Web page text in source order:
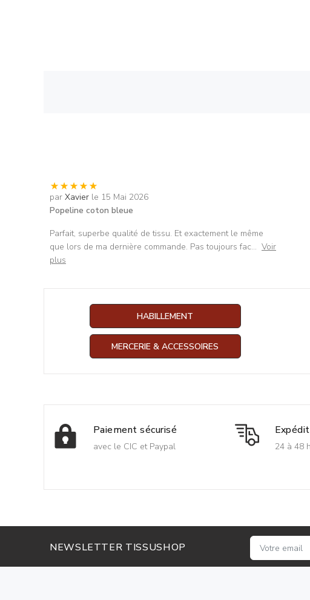
par Xavier le 15 Mai 2026
Popeline coton bleue
Parfait, superbe qualité de tissu. Et exactement le même
que lors de ma dernière commande. Pas toujours fac... Voir
plus
HABILLEMENT
MERCERIE & ACCESSOIRES
Paiement sécurisé
avec le CIC et Paypal 24 à 48
NEWSLETTER TISSUSHOP